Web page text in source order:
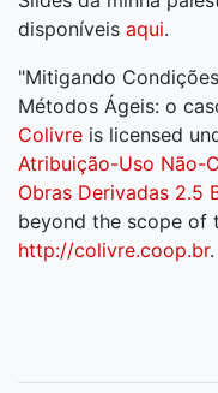
disponíveis aqui.
"Mitigando
Métodos Ágeis: o
Colivre is licensed
Atribuição-Uso Não-
Obras Derivadas 2.5
beyond the scope of
http://colivre.coop.br.